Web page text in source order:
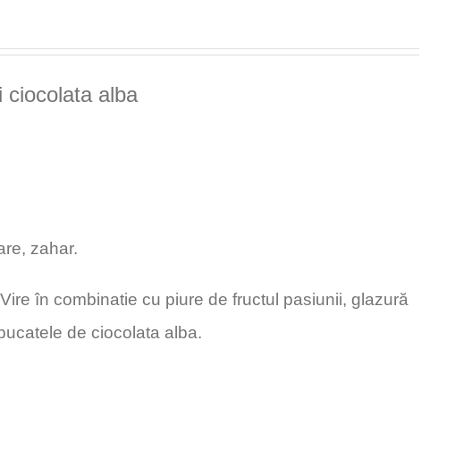
ciocolata alba
zahar.
în combinatie cu piure de fructul pasiunii, glazură
de ciocolata alba.